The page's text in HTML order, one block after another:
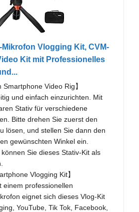
Mikrofon Vlogging Kit, CVM-
Kit mit Professionelles
Smartphone Video Rig】
und einfach einzurichten. Mit
Stativ für verschiedene
Bitte drehen Sie zuerst den
lösen, und stellen Sie dann den
gewünschten Winkel ein.
Sie dieses Stativ-Kit als
Vlogging Kit】
einem professionellen
eignet sich dieses Vlog-Kit
YouTube, Tik Tok, Facebook,